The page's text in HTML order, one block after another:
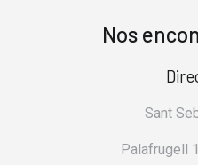
Nos
Sant
Palafrugell